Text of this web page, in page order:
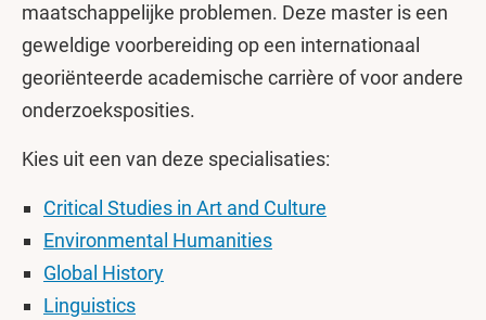
maatschappelijke problemen. Deze master is een
geweldige voorbereiding op een internationaal
georiënteerde academische carrière of voor andere
onderzoeksposities.
Kies uit een van deze specialisaties:
Critical Studies in Art and Culture
Environmental Humanities
Global History
Linguistics